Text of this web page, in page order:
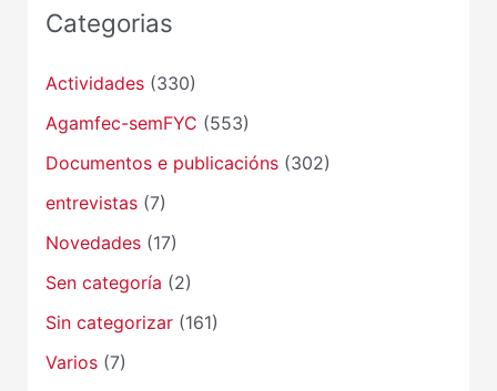
Categorias
Actividades(330)
Agamfec-semFYC (553)
Documentos e publicacións(302)
entrevistas(7)
Novedades(17)
Sen categoría (2)
Sin categorizar(161)
Varios(7)